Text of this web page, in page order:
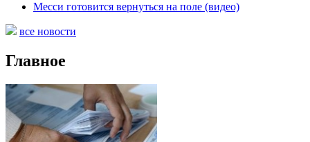
Месси готовится вернуться на поле (видео)
все новости
Главное